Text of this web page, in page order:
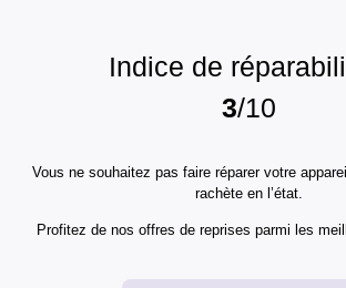
Indice de
3/10
Vous ne souhaitez pas faire réparer votre
rachète en l’état.
Profitez de nos offres de reprises parmi les